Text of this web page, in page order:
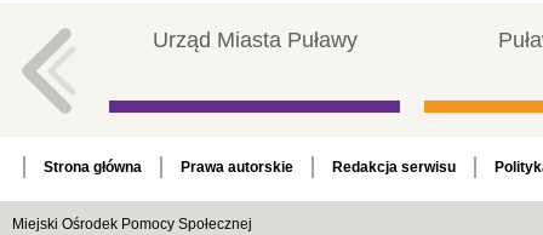
Urząd Miasta Puławy
Strona główna Prawa autorskie Redakcja serwisu
Miejski Ośrodek Pomocy Społecznej